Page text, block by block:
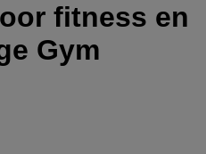
fitness en
Gym